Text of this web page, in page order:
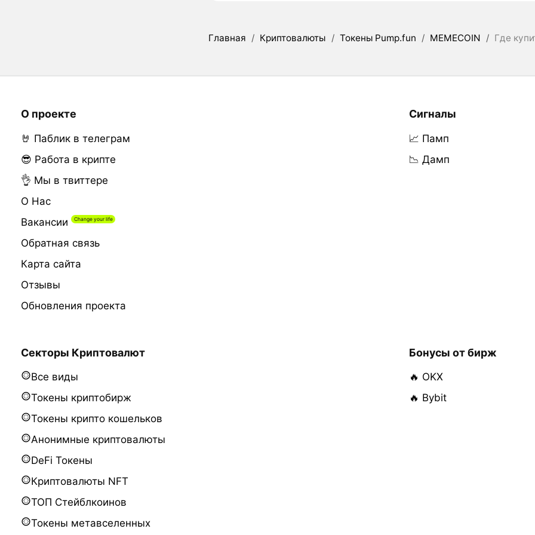
Главная / Криптовалюты / Токены Pump.fun / MEMECOIN / Где
О проекте
🤘 Паблик в телеграм
😎 Работа в крипте
👌 Мы в твиттере
О Нас
Вакансии
Обратная связь
Карта сайта
Отзывы
Обновления проекта
Сигналы
📈 Памп
📉 Дамп
Секторы Криптовалют
Все виды
Токены криптобирж
Токены крипто кошельков
Анонимные криптовалюты
DeFi Токены
Криптовалюты NFT
ТОП Стейблкоинов
Токены метавселенных
Бонусы от бирж
🔥 OKX
🔥 Bybit